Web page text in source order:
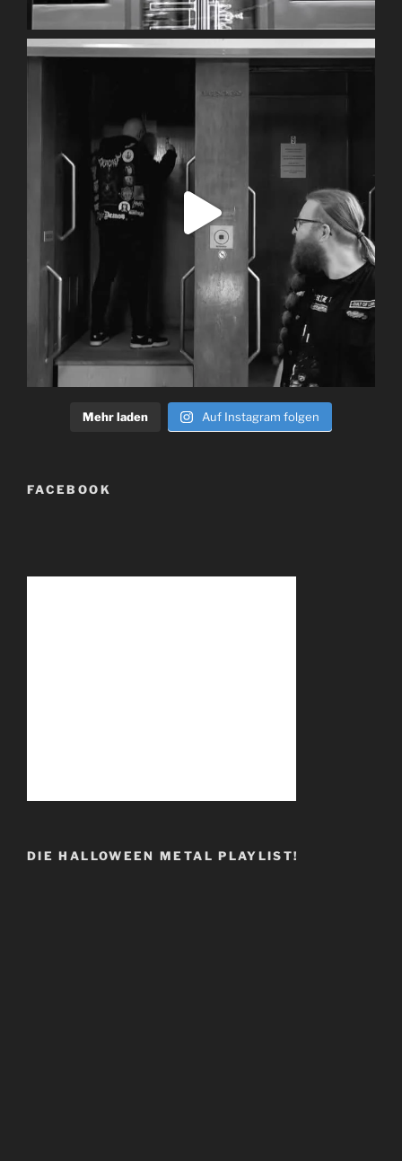
Mehr laden Auf Instagram folgen
FACEBOOK
DIE HALLOWEEN METAL PLAYLIST!